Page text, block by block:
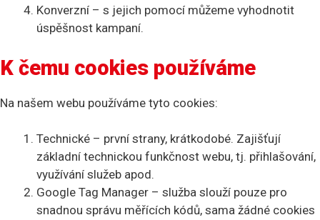
Konverzní – s jejich pomocí můžeme vyhodnotit
úspěšnost kampaní.
K čemu cookies používáme
Na našem webu používáme tyto cookies:
Technické – první strany, krátkodobé. Zajišťují
základní technickou funkčnost webu, tj. přihlašování,
využívání služeb apod.
Google Tag Manager – služba slouží pouze pro
snadnou správu měřících kódů, sama žádné cookies